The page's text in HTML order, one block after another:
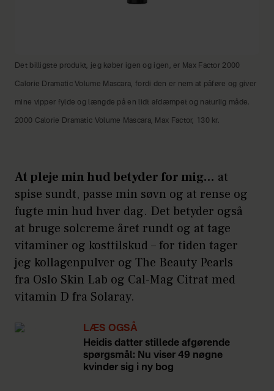
Det billigste produkt, jeg køber igen og igen, er Max Factor 2000
Calorie Dramatic Volume Mascara, fordi den er nem at påføre og giver
mine vipper fylde og længde på en lidt afdæmpet og naturlig måde.
2000 Calorie Dramatic Volume Mascara, Max Factor, 130 kr.
At pleje min hud betyder for mig… at
spise sundt, passe min søvn og at rense og
fugte min hud hver dag. Det betyder også
at bruge solcreme året rundt og at tage
vitaminer og kosttilskud – for tiden tager
jeg kollagenpulver og The Beauty Pearls
fra Oslo Skin Lab og Cal-Mag Citrat med
vitamin D fra Solaray.
LÆS OGSÅ
Heidis datter stillede afgørende
spørgsmål: Nu viser 49 nøgne
kvinder sig i ny bog